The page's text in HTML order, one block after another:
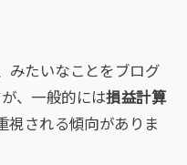
みたいなことをブログ
、一般的には損益計算
視される傾向がありま